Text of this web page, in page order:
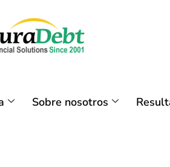
Sobre nosotros